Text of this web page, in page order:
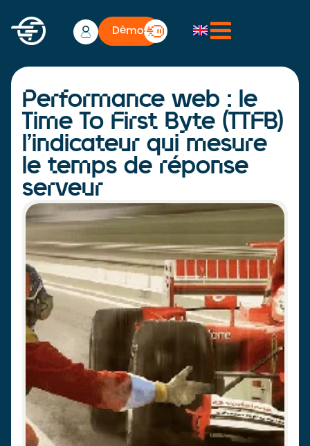
Démo
Performance web : le
Time To First Byte (TTFB)
l’indicateur qui mesure
le temps de réponse
serveur